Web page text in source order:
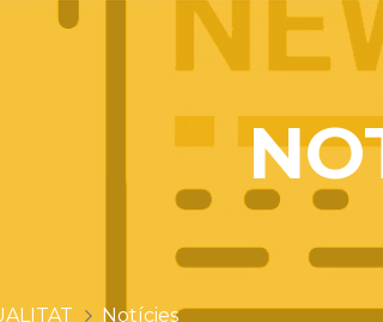
Notícies